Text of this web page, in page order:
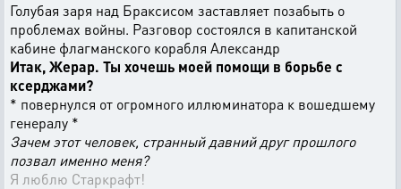
Голубая заря над Браксисом заставляет позабыть о
проблемах войны. Разговор состоялся в капитанской
кабине флагманского корабля Александр
Итак, Жерар. Ты хочешь моей помощи в борьбе с
ксерджами?
* повернулся от огромного иллюминатора к вошедшему
генералу *
Зачем этот человек, странный давний друг прошлого
позвал именно меня?
Я люблю Старкрафт!